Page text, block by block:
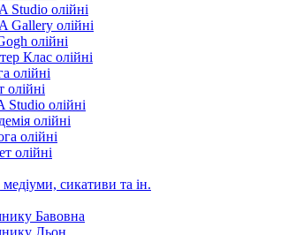
Studio олійні
Gallery олійні
олійні
Клас олійні
олійні
олійні
олійні
олійні
олійні
сикативи та ін.
Бавовна
Льон